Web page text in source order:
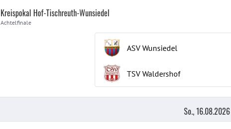
Kreispokal Hof-Tischreuth-Wunsiedel
Achtelfinale
ASV Wunsiedel
TSV Waldershof
So., 16.08.2026